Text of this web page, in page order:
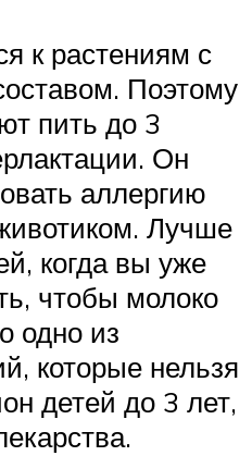
к растениям с
Поэтому
пить до 3
Он
аллергию
Лучше
когда вы уже
чтобы молоко
одно из
которые нельзя
детей до 3 лет,